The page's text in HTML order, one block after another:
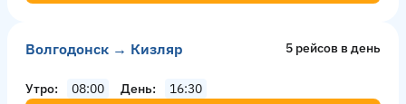
Волгодонск → Кизляр 5 рейсов в день
Утро 08:00 День
16:30